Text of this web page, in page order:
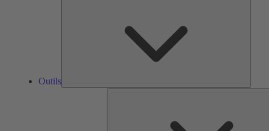
Outils